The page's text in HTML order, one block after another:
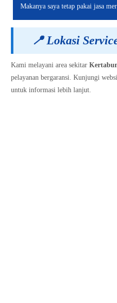
Makanya saya tetap pakai jasa
📍 Lokasi
Kami melayani area sekitar
pelayanan bergaransi. Kunjungi
untuk informasi lebih lanjut.